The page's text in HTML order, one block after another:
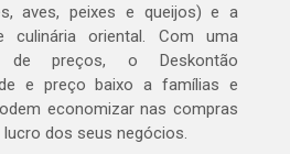
aves, peixes e queijos) e a
culinária oriental. Com uma
de preços, o Deskontão
e preço baixo a famílias e
economizar nas compras
dos seus negócios.